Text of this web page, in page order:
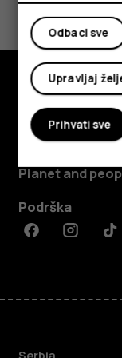
Da Ne
Istražite
O kompaniji
Planet and
Podrška
FacebookInstagram
Odbaci sve
Upravljaj
Prihvati sve